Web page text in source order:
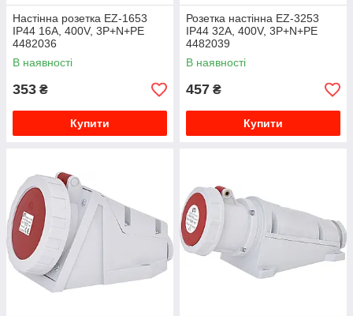
Настінна розетка EZ-1653
IP44 16A, 400V, 3P+N+PE
4482036
В наявності
353 ₴
Купити
Розетка настінна EZ-3253
IP44 32A, 400V, 3P+N+PE
4482039
В наявності
457 ₴
Купити